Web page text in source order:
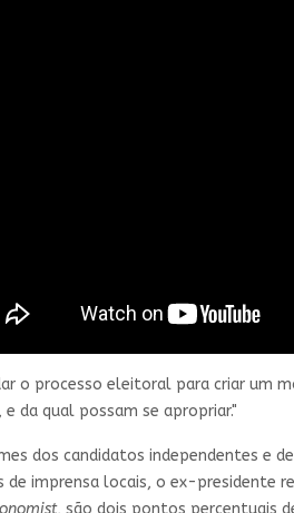
o processo eleitoral para criar um
da qual possam se apropriar."
dos candidatos independentes e
de imprensa locais, o ex-presidente
, são dois pontos percentuais